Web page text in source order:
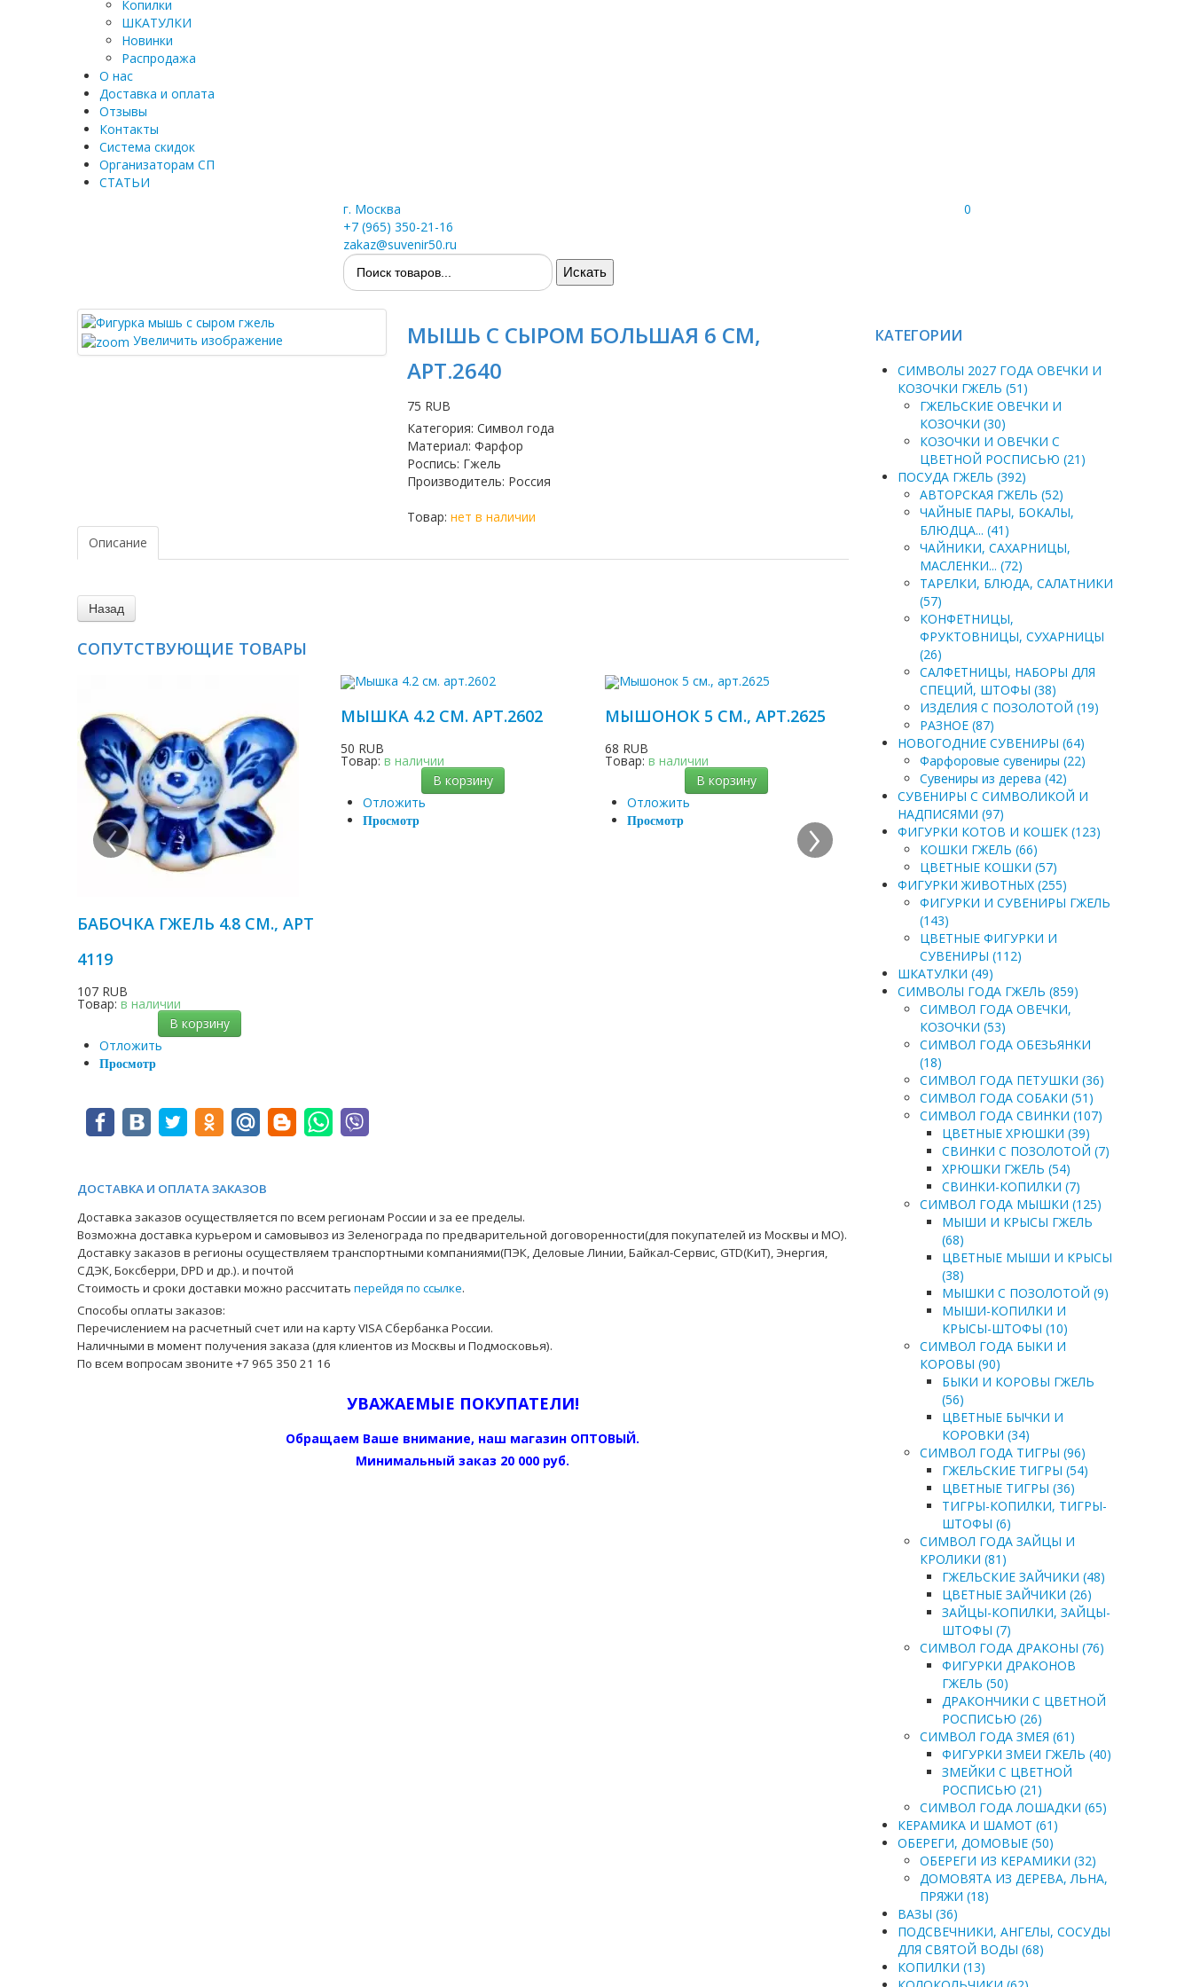
Копилки
ШКАТУЛКИ
Новинки
Распродажа
О нас
Доставка и оплата
Отзывы
Контакты
Система скидок
Организаторам СП
СТАТЬИ
г. Москва
+7 (965) 350-21-16
zakaz@suvenir50.ru
0
Увеличить изображение
МЫШЬ С СЫРОМ БОЛЬШАЯ 6 СМ,
АРТ.2640
75 RUB
Категория: Символ года
Материал: Фарфор
Роспись: Гжель
Производитель: Россия
Товар: нет в наличии
Описание
СОПУТСТВУЮЩИЕ ТОВАРЫ
БАБОЧКА ГЖЕЛЬ 4.8 СМ., АРТ
4119
107 RUB
Товар: в наличии
В корзину
Отложить
Просмотр
МЫШКА 4.2 СМ. АРТ.2602
50 RUB
Товар:в наличии
В корзину
Отложить
Просмотр
МЫШОНОК 5 СМ., АРТ.2625
68 RUB
Товар: в наличии
В корзину
Отложить
Просмотр
‹ ›
ДОСТАВКА И ОПЛАТА ЗАКАЗОВ
Доставка заказов осуществляется по всем регионам России и за ее пределы.
Возможна доставка курьером и самовывоз из Зеленограда по предварительной договоренности(для покупателей из Москвы и МО).
Доставку заказов в регионы осуществляем транспортными компаниями(ПЭК, Деловые Линии, Байкал-Сервис, GTD(КиТ), Энергия,
СДЭК, Боксберри, DPD и др.). и почтой
Стоимость и сроки доставки можно рассчитать перейдя по ссылке.
Способы оплаты заказов:
Перечислением на расчетный счет или на карту VISA Сбербанка России.
Наличными в момент получения заказа (для клиентов из Москвы и Подмосковья).
По всем вопросам звоните +7 965 350 21 16
УВАЖАЕМЫЕ ПОКУПАТЕЛИ!
Обращаем Ваше внимание, наш магазин ОПТОВЫЙ.
Минимальный заказ 20 000 руб.
КАТЕГОРИИ
СИМВОЛЫ 2027 ГОДА ОВЕЧКИ И
КОЗОЧКИ ГЖЕЛЬ (51)
ГЖЕЛЬСКИЕ ОВЕЧКИ И
КОЗОЧКИ (30)
КОЗОЧКИ И ОВЕЧКИ С
ЦВЕТНОЙ РОСПИСЬЮ (21)
ПОСУДА ГЖЕЛЬ (392)
АВТОРСКАЯ ГЖЕЛЬ (52)
ЧАЙНЫЕ ПАРЫ, БОКАЛЫ,
БЛЮДЦА... (41)
ЧАЙНИКИ, САХАРНИЦЫ,
МАСЛЕНКИ... (72)
ТАРЕЛКИ, БЛЮДА, САЛАТНИКИ
(57)
КОНФЕТНИЦЫ,
ФРУКТОВНИЦЫ, СУХАРНИЦЫ
(26)
САЛФЕТНИЦЫ, НАБОРЫ ДЛЯ
СПЕЦИЙ, ШТОФЫ (38)
ИЗДЕЛИЯ С ПОЗОЛОТОЙ (19)
РАЗНОЕ (87)
НОВОГОДНИЕ СУВЕНИРЫ (64)
Фарфоровые сувениры (22)
Сувениры из дерева (42)
СУВЕНИРЫ С СИМВОЛИКОЙ И
НАДПИСЯМИ (97)
ФИГУРКИ КОТОВ И КОШЕК (123)
КОШКИ ГЖЕЛЬ (66)
ЦВЕТНЫЕ КОШКИ (57)
ФИГУРКИ ЖИВОТНЫХ (255)
ФИГУРКИ И СУВЕНИРЫ ГЖЕЛЬ
(143)
ЦВЕТНЫЕ ФИГУРКИ И
СУВЕНИРЫ (112)
ШКАТУЛКИ (49)
СИМВОЛЫ ГОДА ГЖЕЛЬ (859)
СИМВОЛ ГОДА ОВЕЧКИ,
КОЗОЧКИ (53)
СИМВОЛ ГОДА ОБЕЗЬЯНКИ
(18)
СИМВОЛ ГОДА ПЕТУШКИ (36)
СИМВОЛ ГОДА СОБАКИ (51)
СИМВОЛ ГОДА СВИНКИ (107)
ЦВЕТНЫЕ ХРЮШКИ (39)
СВИНКИ С ПОЗОЛОТОЙ (7)
ХРЮШКИ ГЖЕЛЬ (54)
СВИНКИ-КОПИЛКИ (7)
СИМВОЛ ГОДА МЫШКИ (125)
МЫШИ И КРЫСЫ ГЖЕЛЬ
(68)
ЦВЕТНЫЕ МЫШИ И КРЫСЫ
(38)
МЫШКИ С ПОЗОЛОТОЙ (9)
МЫШИ-КОПИЛКИ И
КРЫСЫ-ШТОФЫ (10)
СИМВОЛ ГОДА БЫКИ И
КОРОВЫ (90)
БЫКИ И КОРОВЫ ГЖЕЛЬ
(56)
ЦВЕТНЫЕ БЫЧКИ И
КОРОВКИ (34)
СИМВОЛ ГОДА ТИГРЫ (96)
ГЖЕЛЬСКИЕ ТИГРЫ (54)
ЦВЕТНЫЕ ТИГРЫ (36)
ТИГРЫ-КОПИЛКИ, ТИГРЫ-
ШТОФЫ (6)
СИМВОЛ ГОДА ЗАЙЦЫ И
КРОЛИКИ (81)
ГЖЕЛЬСКИЕ ЗАЙЧИКИ (48)
ЦВЕТНЫЕ ЗАЙЧИКИ (26)
ЗАЙЦЫ-КОПИЛКИ, ЗАЙЦЫ-
ШТОФЫ (7)
СИМВОЛ ГОДА ДРАКОНЫ (76)
ФИГУРКИ ДРАКОНОВ
ГЖЕЛЬ (50)
ДРАКОНЧИКИ С ЦВЕТНОЙ
РОСПИСЬЮ (26)
СИМВОЛ ГОДА ЗМЕЯ (61)
ФИГУРКИ ЗМЕИ ГЖЕЛЬ (40)
ЗМЕЙКИ С ЦВЕТНОЙ
РОСПИСЬЮ (21)
СИМВОЛ ГОДА ЛОШАДКИ (65)
КЕРАМИКА И ШАМОТ (61)
ОБЕРЕГИ, ДОМОВЫЕ (50)
ОБЕРЕГИ ИЗ КЕРАМИКИ (32)
ДОМОВЯТА ИЗ ДЕРЕВА, ЛЬНА,
ПРЯЖИ (18)
ВАЗЫ (36)
ПОДСВЕЧНИКИ, АНГЕЛЫ, СОСУДЫ
ДЛЯ СВЯТОЙ ВОДЫ (68)
КОПИЛКИ (13)